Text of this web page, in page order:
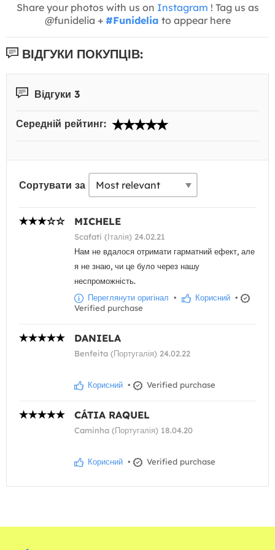
Share your photos with us on Instagram ! Tag us as
@funidelia + #Funidelia to appear here
ВІДГУКИ ПОКУПЦІВ:
Відгуки 3
Середній рейтинг:
Сортувати за
MICHELE
Scafati (Італія) 24.02.21
Нам не вдалося отримати гарматний ефект, але
я не знаю, чи це було через нашу
неспроможність.
Переглянути оригінал • Корисний •
Verified purchase
DANIELA
Benfeita (Португалія) 24.02.22
Корисний • Verified purchase
CÁTIA RAQUEL
Caminha (Португалія) 18.04.20
Корисний • Verified purchase